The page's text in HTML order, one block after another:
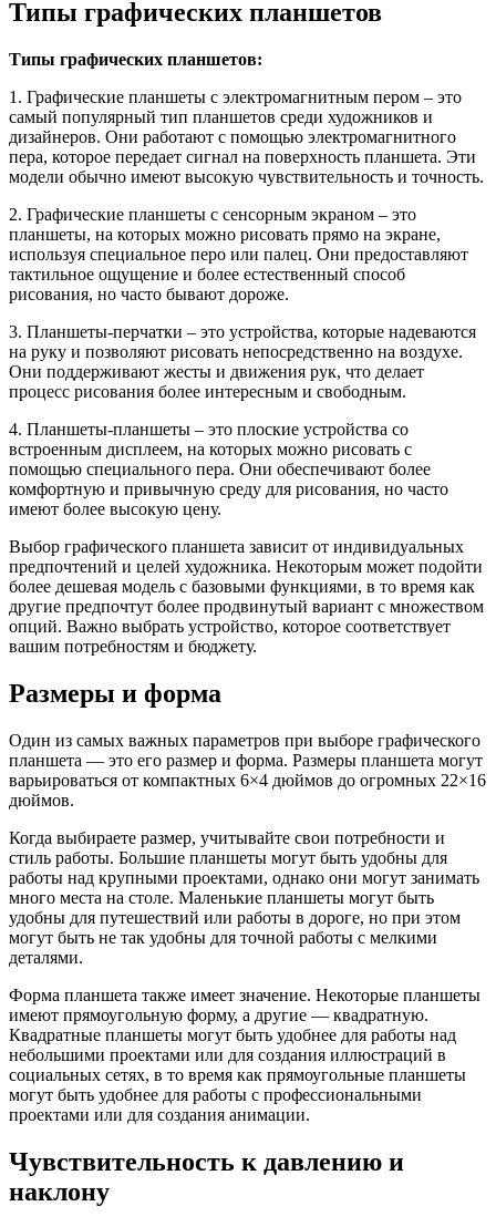
Типы графических планшетов
Типы графических планшетов:
1. Графические планшеты с электромагнитным пером – это
самый популярный тип планшетов среди художников и
дизайнеров. Они работают с помощью электромагнитного
пера, которое передает сигнал на поверхность планшета. Эти
модели обычно имеют высокую чувствительность и точность.
2. Графические планшеты с сенсорным экраном – это
планшеты, на которых можно рисовать прямо на экране,
используя специальное перо или палец. Они предоставляют
тактильное ощущение и более естественный способ
рисования, но часто бывают дороже.
3. Планшеты-перчатки – это устройства, которые надеваются
на руку и позволяют рисовать непосредственно на воздухе.
Они поддерживают жесты и движения рук, что делает
процесс рисования более интересным и свободным.
4. Планшеты-планшеты – это плоские устройства со
встроенным дисплеем, на которых можно рисовать с
помощью специального пера. Они обеспечивают более
комфортную и привычную среду для рисования, но часто
имеют более высокую цену.
Выбор графического планшета зависит от индивидуальных
предпочтений и целей художника. Некоторым может подойти
более дешевая модель с базовыми функциями, в то время как
другие предпочтут более продвинутый вариант с множеством
опций. Важно выбрать устройство, которое соответствует
вашим потребностям и бюджету.
Размеры и форма
Один из самых важных параметров при выборе графического
планшета — это его размер и форма. Размеры планшета могут
варьироваться от компактных 6×4 дюймов до огромных 22×16
дюймов.
Когда выбираете размер, учитывайте свои потребности и
стиль работы. Большие планшеты могут быть удобны для
работы над крупными проектами, однако они могут занимать
много места на столе. Маленькие планшеты могут быть
удобны для путешествий или работы в дороге, но при этом
могут быть не так удобны для точной работы с мелкими
деталями.
Форма планшета также имеет значение. Некоторые планшеты
имеют прямоугольную форму, а другие — квадратную.
Квадратные планшеты могут быть удобнее для работы над
небольшими проектами или для создания иллюстраций в
социальных сетях, в то время как прямоугольные планшеты
могут быть удобнее для работы с профессиональными
проектами или для создания анимации.
Чувствительность к давлению и
наклону